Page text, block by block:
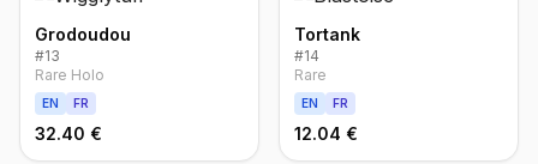
Grodoudou
#13
Rare Holo
EN FR
32.40 €
Tortank
#14
Rare
EN FR
12.04 €